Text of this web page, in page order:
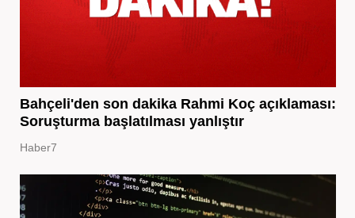
Bahçeli'den son dakika Rahmi Koç açıklaması:
Soruşturma başlatılması yanlıştır
Haber7